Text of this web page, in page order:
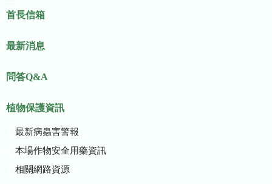
首長信箱
最新消息
問答Q&A
植物保護資訊
最新病蟲害警報
本場作物安全用藥資訊
相關網路資源